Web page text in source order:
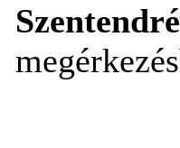
Szentendré